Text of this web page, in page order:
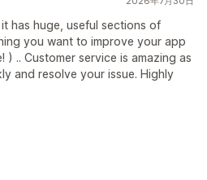
has huge, useful sections of
you want to improve your app
.. Customer service is amazing as
and resolve your issue. Highly